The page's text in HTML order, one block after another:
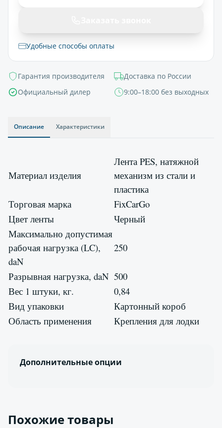
Удобные способы оплаты
Гарантия производителя
Доставка по России
Официальный дилер
9:00–18:00 без выходных
Описание Характеристики
Материал изделия
Лента PES, натяжной
механизм из стали и
пластика
Торговая марка
FixCarGo
Цвет ленты
Черный
Максимально допустимая
рабочая нагрузка (LC),
daN
250
Разрывная нагрузка, daN 500
Вес 1 штуки, кг.
0,84
Вид упаковки
Картонный короб
Область применения
Крепления для лодки
Дополнительные опции
Похожие товары